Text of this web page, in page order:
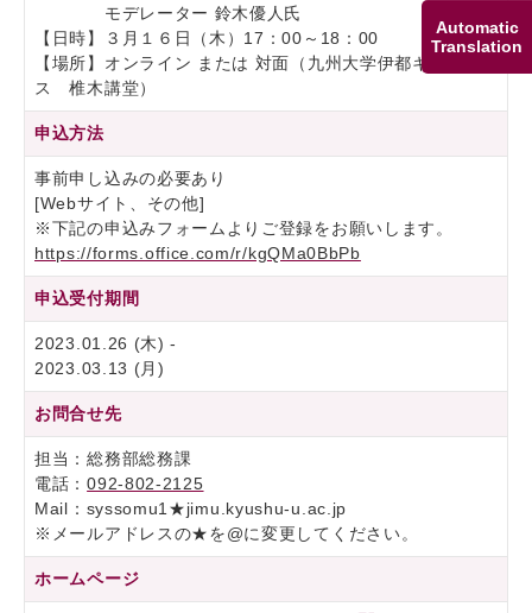
Automatic
Translation
モデレーター 鈴木優人氏
【日時】３月１６日（木）17：00～18：00
【場所】オンライン または 対面（九州大学伊都キャンパ
ス 椎木講堂）
申込方法
事前申し込みの必要あり
[Webサイト、その他]
※下記の申込みフォームよりご登録をお願いします。
https://forms.office.com/r/kgQMa0BbPb
申込受付期間
2023.01.26 (木) -
2023.03.13 (月)
お問合せ先
担当：総務部総務課
電話：092-802-2125
Mail：syssomu1★jimu.kyushu-u.ac.jp
※メールアドレスの★を@に変更してください。
ホームページ